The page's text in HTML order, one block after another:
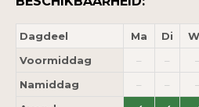
Dagdeel Ma Di
Voormiddag
– – –
Namiddag
– – –